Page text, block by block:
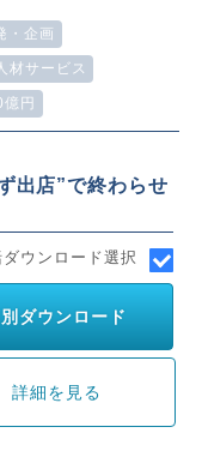
・企画
材サービス
円
出店”で終わらせ
ウンロード選択
ダウンロード
詳細を見る